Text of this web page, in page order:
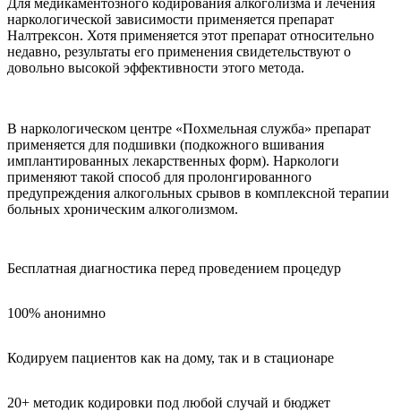
наркологической зависимости применяется препарат
Налтрексон. Хотя применяется этот препарат относительно
недавно, результаты его применения свидетельствуют о
довольно высокой эффективности этого метода.
В наркологическом центре «Похмельная служба» препарат
применяется для подшивки (подкожного вшивания
имплантированных лекарственных форм). Наркологи
применяют такой способ для пролонгированного
предупреждения алкогольных срывов в комплексной терапии
больных хроническим алкоголизмом.
Бесплатная диагностика перед проведением процедур
100% анонимно
Кодируем пациентов как на дому, так и в стационаре
20+ методик кодировки под любой случай и бюджет